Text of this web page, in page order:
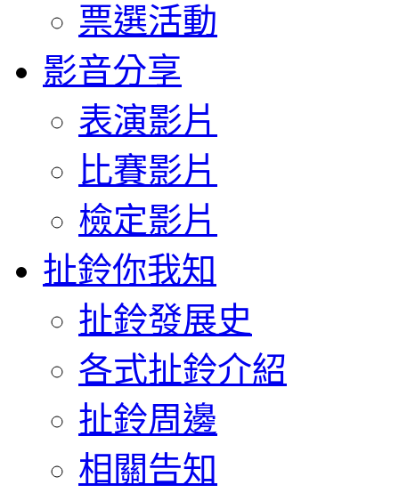
票選活動
影音分享
表演影片
比賽影片
檢定影片
扯鈴你我知
扯鈴發展史
各式扯鈴介紹
扯鈴周邊
相關告知